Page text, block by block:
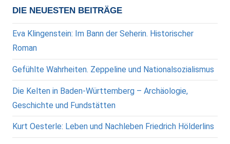
DIE NEUESTEN BEITRÄGE
Eva Klingenstein: Im Bann der Seherin. Historischer
Roman
Gefühlte Wahrheiten. Zeppeline und Nationalsozialismus
Die Kelten in Baden-Württemberg – Archäologie,
Geschichte und Fundstätten
Kurt Oesterle: Leben und Nachleben Friedrich Hölderlins